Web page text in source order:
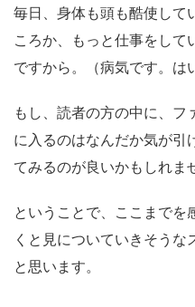
毎日、身体も頭も酷使して
ころか、もっと仕事をして
ですから。（病気です。は
もし、読者の方の中に、フ
に入るのはなんだか気が引
てみるのが良いかもしれま
ということで、ここまでを
くと見についていきそう
と思います。